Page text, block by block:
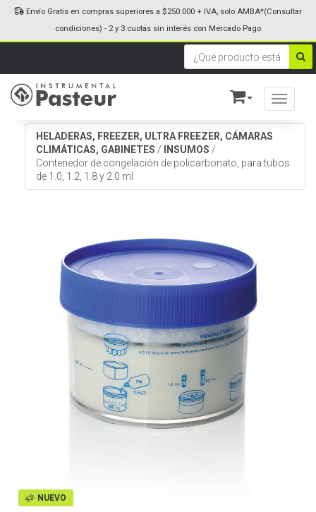
Toggle
Envío Gratis en compras superiores a $250.000 + IVA, solo AMBA*(Consultar
condiciones) - 2 y 3 cuotas sin interés con Mercado Pago
HELADERAS, FREEZER, ULTRA FREEZER, CÁMARAS
CLIMÁTICAS, GABINETES / INSUMOS /
Contenedor de congelación de policarbonato, para tubos
de 1.0, 1.2, 1.8 y 2.0 ml
NUEVO